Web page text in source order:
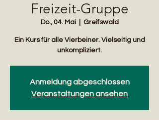
Freizeit-Gruppe
Do., 04. Mai
  |
Greifswald
Ein Kurs für alle Vierbeiner. Vielseitig und
unkompliziert.
Anmeldung abgeschlossen
Veranstaltungen ansehen